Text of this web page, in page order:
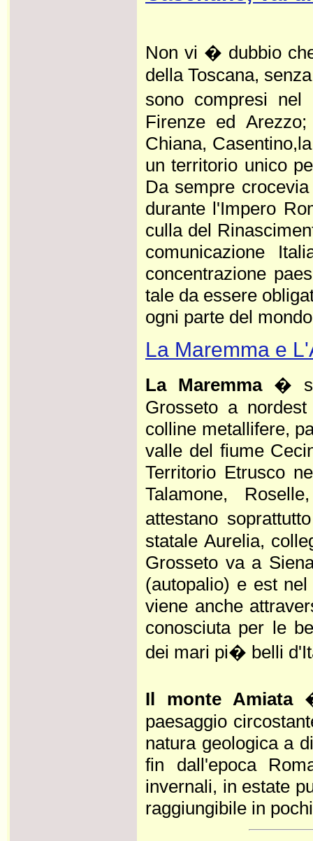
Non vi � dubbio
della Toscana,
sono compresi
Firenze ed
Chiana,
un territorio unico
Da sempre
durante l'Impero
culla del
comunicazione
concentrazione
tale da essere
ogni parte del
La Maremma e
La Maremma �
Grosseto a
colline metallifere,
valle del fiume
Territorio Etrusco
Talamone,
attestano
statale Aurelia,
Grosseto va a
(autopalio) e est
viene anche
conosciuta per le
dei mari pi� belli
Il monte Amiata�
paesaggio
natura geologica a
fin dall'epoca
invernali, in estate
raggiungibile in